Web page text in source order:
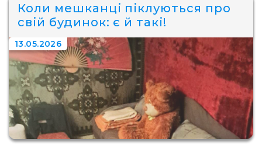
Коли мешканці піклуються про
свій будинок: є й такі!
13.05.2026